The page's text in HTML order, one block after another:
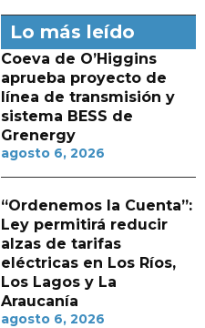
Lo más leído
Coeva de O’Higgins
aprueba proyecto de
línea de transmisión y
sistema BESS de
Grenergy
agosto 6, 2026
“Ordenemos la Cuenta”:
Ley permitirá reducir
alzas de tarifas
eléctricas en Los Ríos,
Los Lagos y La
Araucanía
agosto 6, 2026